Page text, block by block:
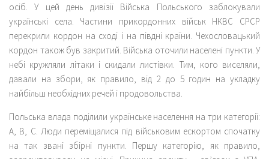
осіб. У цей день дивізії Війська Польського заблокували
українські села. Частини прикордонних військ НКВС СРСР
перекрили кордон на сході і на півдні країни. Чехословацький
кордон також був закритий. Війська оточили населені пункти. У
небі кружляли літаки і скидали листівки. Тим, кого виселяли,
давали на збори, як правило, від 2 до 5 годин на укладку
найбільш необхідних речей і продовольства.
Польська влада поділили українське населення на три категорії:
А, В, С. Люди переміщалися під військовим ескортом спочатку
на так звані збірні пункти. Першу категорію, як правило,